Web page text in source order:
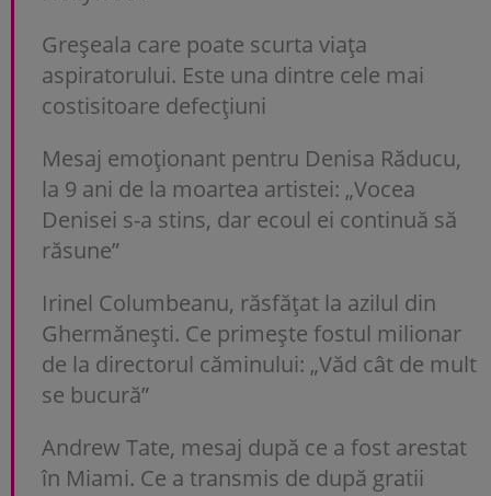
Greșeala care poate scurta viața
aspiratorului. Este una dintre cele mai
costisitoare defecțiuni
Mesaj emoționant pentru Denisa Răducu,
la 9 ani de la moartea artistei: „Vocea
Denisei s-a stins, dar ecoul ei continuă să
răsune”
Irinel Columbeanu, răsfățat la azilul din
Ghermănești. Ce primește fostul milionar
de la directorul căminului: „Văd cât de mult
se bucură”
Andrew Tate, mesaj după ce a fost arestat
în Miami. Ce a transmis de după gratii